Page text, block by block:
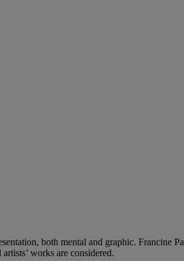
both mental and graphic. Francine
works are considered.